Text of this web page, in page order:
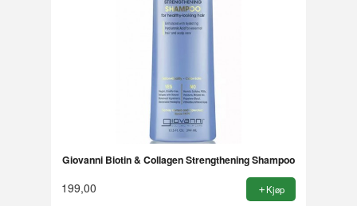
Giovanni Biotin & Collagen Strengthening Shampoo
199,00 Kjøp